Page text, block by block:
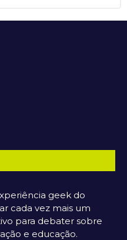
geek do
cada vez mais um
para debater sobre
e educação.